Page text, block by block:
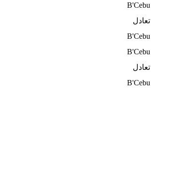
B'Cebu
تعادل
B'Cebu
B'Cebu
تعادل
B'Cebu